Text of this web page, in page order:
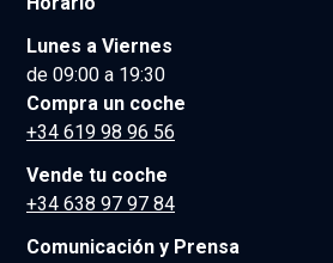
Lunes a Viernes
de 09:00 a 19:30
Compra un coche
+34 619 98 96 56
Vende tu coche
+34 638 97 97 84
Comunicación y Prensa